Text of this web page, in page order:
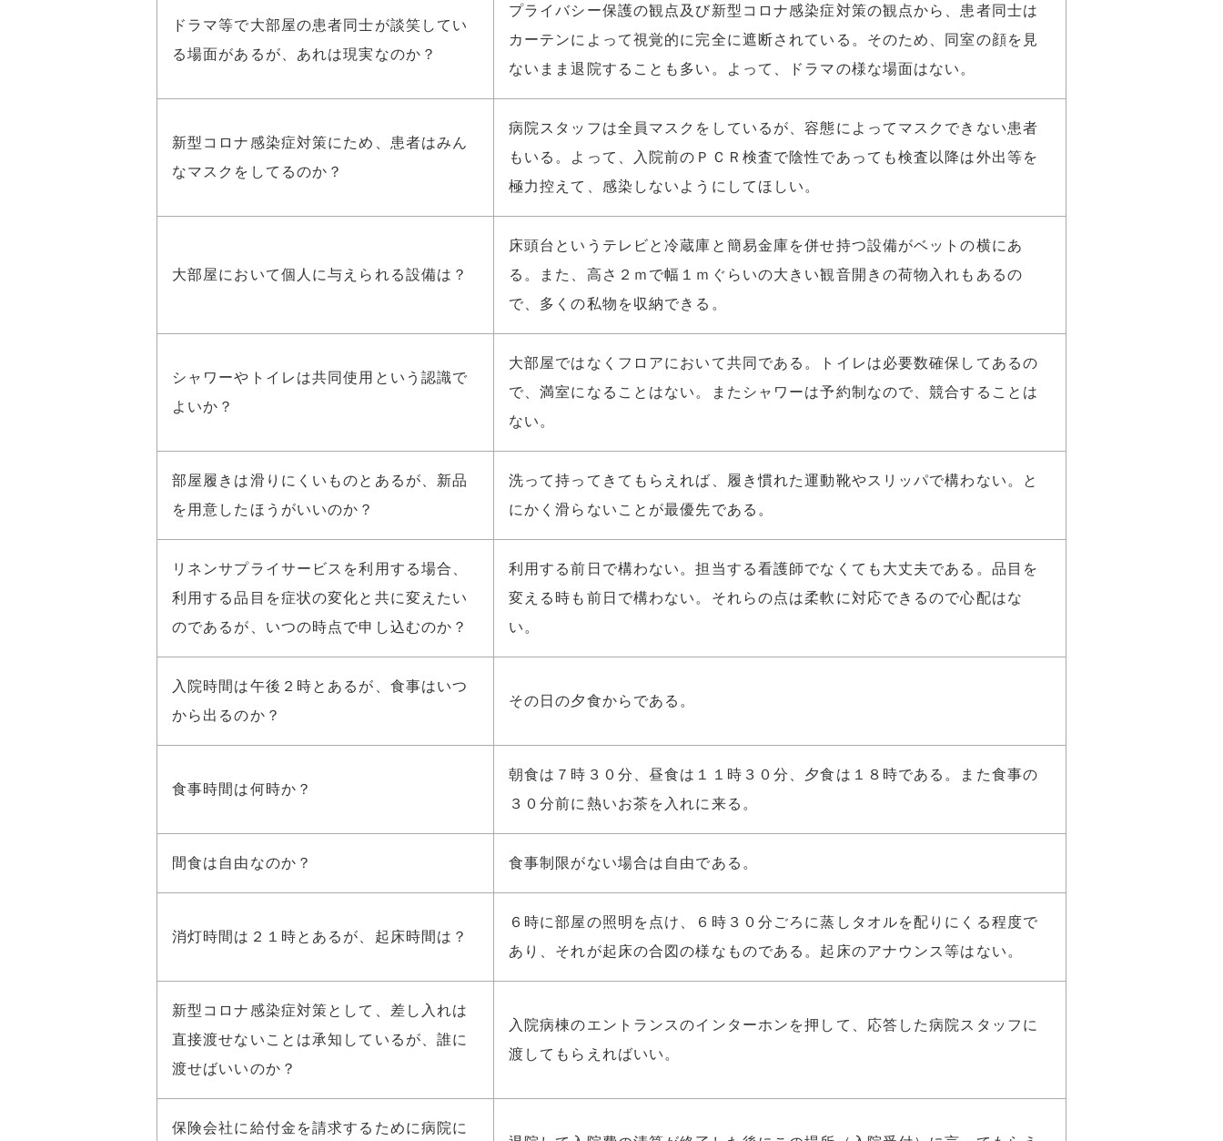
ドラマ等で大部屋の患者同士が談笑してい
る場面があるが、あれは現実なのか？
プライバシー保護の観点及び新型コロナ感染症対策の観点から、患者同士は
カーテンによって視覚的に完全に遮断されている。そのため、同室の顔を見
ないまま退院することも多い。よって、ドラマの様な場面はない。
新型コロナ感染症対策にため、患者はみん
なマスクをしてるのか？
病院スタッフは全員マスクをしているが、容態によってマスクできない患者
もいる。よって、入院前のＰＣＲ検査で陰性であっても検査以降は外出等を
極力控えて、感染しないようにしてほしい。
大部屋において個人に与えられる設備は？
床頭台というテレビと冷蔵庫と簡易金庫を併せ持つ設備がベットの横にあ
る。また、高さ２ｍで幅１ｍぐらいの大きい観音開きの荷物入れもあるの
で、多くの私物を収納できる。
シャワーやトイレは共同使用という認識で
よいか？
大部屋ではなくフロアにおいて共同である。トイレは必要数確保してあるの
で、満室になることはない。またシャワーは予約制なので、競合することは
ない。
部屋履きは滑りにくいものとあるが、新品
を用意したほうがいいのか？
洗って持ってきてもらえれば、履き慣れた運動靴やスリッパで構わない。と
にかく滑らないことが最優先である。
リネンサプライサービスを利用する場合、
利用する品目を症状の変化と共に変えたい
のであるが、いつの時点で申し込むのか？
利用する前日で構わない。担当する看護師でなくても大丈夫である。品目を
変える時も前日で構わない。それらの点は柔軟に対応できるので心配はな
い。
入院時間は午後２時とあるが、食事はいつ
から出るのか？
その日の夕食からである。
食事時間は何時か？
朝食は７時３０分、昼食は１１時３０分、夕食は１８時である。また食事の
３０分前に熱いお茶を入れに来る。
間食は自由なのか？ 食事制限がない場合は自由である。
消灯時間は２１時とあるが、起床時間は？
６時に部屋の照明を点け、６時３０分ごろに蒸しタオルを配りにくる程度で
あり、それが起床の合図の様なものである。起床のアナウンス等はない。
新型コロナ感染症対策として、差し入れは
直接渡せないことは承知しているが、誰に
渡せばいいのか？
入院病棟のエントランスのインターホンを押して、応答した病院スタッフに
渡してもらえればいい。
保険会社に給付金を請求するために病院に